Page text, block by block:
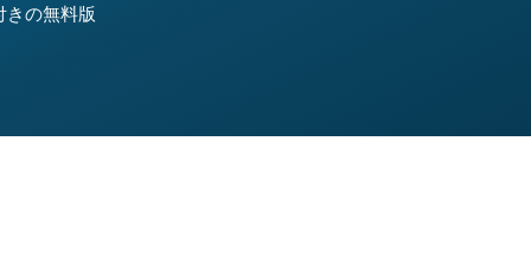
きの無料版